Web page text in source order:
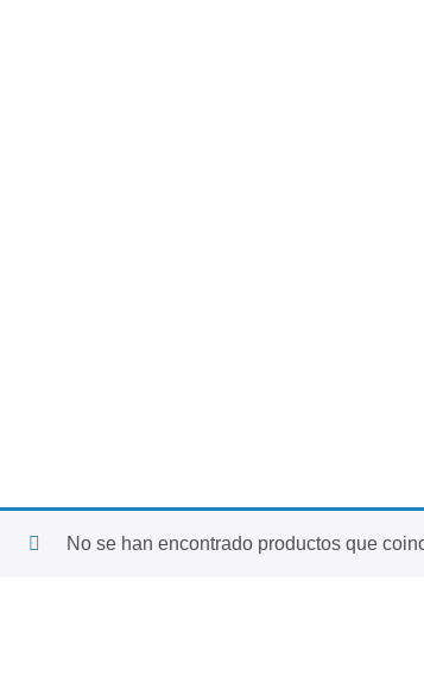
No se han encontrado productos que